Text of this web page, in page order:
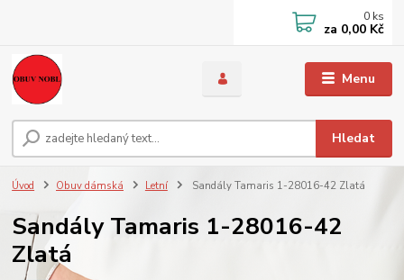
Menu
Hledat
0 ks
za 0,00 Kč
Úvod Obuv dámská Letní Sandály Tamaris 1-28016-42 Zlatá
Sandály Tamaris 1-28016-42
Zlatá